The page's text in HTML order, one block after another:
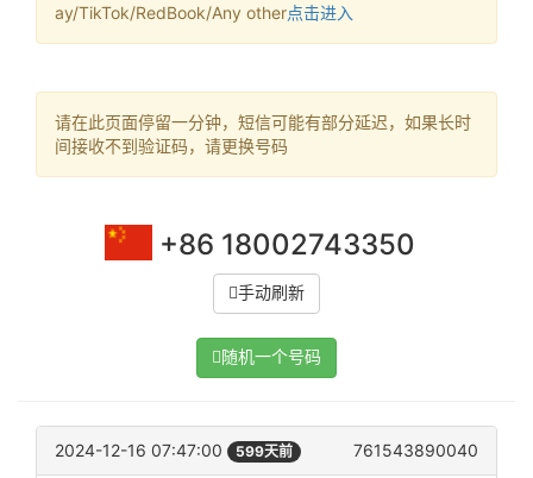
ay/TikTok/RedBook/Any other点击进入
请在此页面停留一分钟，短信可能有部分延迟，如果长时
间接收不到验证码，请更换号码
+86 18002743350
手动刷新
随机一个号码
2024-12-16 07:47:00 599天前 761543890040